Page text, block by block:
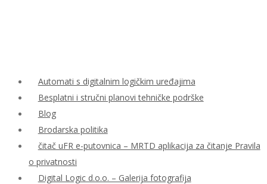
Automati s digitalnim logičkim uređajima
Besplatni i stručni planovi tehničke podrške
Blog
Brodarska politika
čitač uFR e-putovnica – MRTD aplikacija za čitanje Pravila
o privatnosti
Digital Logic d.o.o. – Galerija fotografija